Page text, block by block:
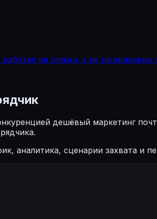
на заявки, а не на красивые
дешёвый маркетинг
аналитика, сценарии захвата и